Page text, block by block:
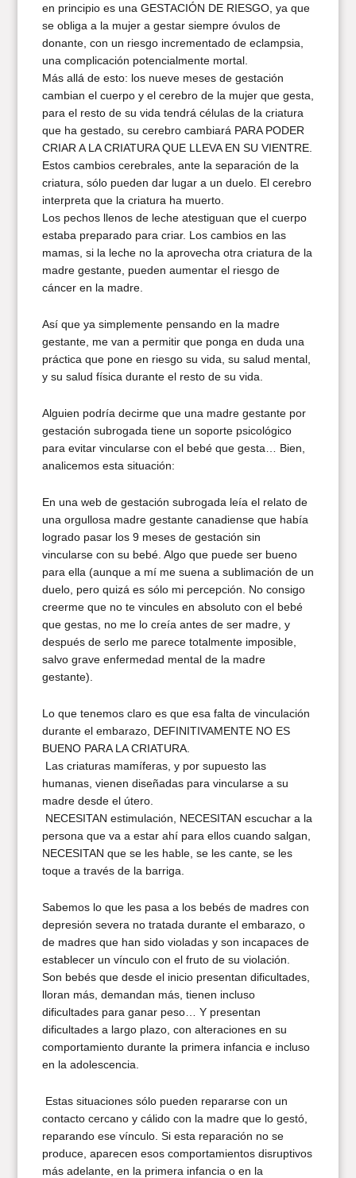
en principio es una GESTACIÓN DE RIESGO, ya que
se obliga a la mujer a gestar siempre óvulos de
donante, con un riesgo incrementado de eclampsia,
una complicación potencialmente mortal.
Más allá de esto: los nueve meses de gestación
cambian el cuerpo y el cerebro de la mujer que gesta,
para el resto de su vida tendrá células de la criatura
que ha gestado, su cerebro cambiará PARA PODER
CRIAR A LA CRIATURA QUE LLEVA EN SU VIENTRE.
Estos cambios cerebrales, ante la separación de la
criatura, sólo pueden dar lugar a un duelo. El cerebro
interpreta que la criatura ha muerto.
Los pechos llenos de leche atestiguan que el cuerpo
estaba preparado para criar. Los cambios en las
mamas, si la leche no la aprovecha otra criatura de la
madre gestante, pueden aumentar el riesgo de
cáncer en la madre.
Así que ya simplemente pensando en la madre
gestante, me van a permitir que ponga en duda una
práctica que pone en riesgo su vida, su salud mental,
y su salud física durante el resto de su vida.
Alguien podría decirme que una madre gestante por
gestación subrogada tiene un soporte psicológico
para evitar vincularse con el bebé que gesta… Bien,
analicemos esta situación:
En una web de gestación subrogada leía el relato de
una orgullosa madre gestante canadiense que había
logrado pasar los 9 meses de gestación sin
vincularse con su bebé. Algo que puede ser bueno
para ella (aunque a mí me suena a sublimación de un
duelo, pero quizá es sólo mi percepción. No consigo
creerme que no te vincules en absoluto con el bebé
que gestas, no me lo creía antes de ser madre, y
después de serlo me parece totalmente imposible,
salvo grave enfermedad mental de la madre
gestante).
Lo que tenemos claro es que esa falta de vinculación
durante el embarazo, DEFINITIVAMENTE NO ES
BUENO PARA LA CRIATURA.
Las criaturas mamíferas, y por supuesto las
humanas, vienen diseñadas para vincularse a su
madre desde el útero.
NECESITAN estimulación, NECESITAN escuchar a la
persona que va a estar ahí para ellos cuando salgan,
NECESITAN que se les hable, se les cante, se les
toque a través de la barriga.
Sabemos lo que les pasa a los bebés de madres con
depresión severa no tratada durante el embarazo, o
de madres que han sido violadas y son incapaces de
establecer un vínculo con el fruto de su violación.
Son bebés que desde el inicio presentan dificultades,
lloran más, demandan más, tienen incluso
dificultades para ganar peso… Y presentan
dificultades a largo plazo, con alteraciones en su
comportamiento durante la primera infancia e incluso
en la adolescencia.
Estas situaciones sólo pueden repararse con un
contacto cercano y cálido con la madre que lo gestó,
reparando ese vínculo. Si esta reparación no se
produce, aparecen esos comportamientos disruptivos
más adelante, en la primera infancia o en la